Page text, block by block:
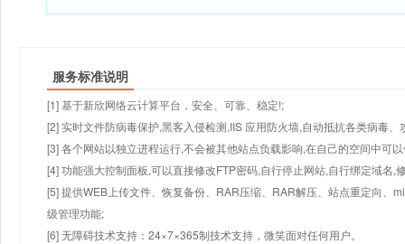
服务标准说明
[1] 基于新欣网络云计算平台，安全、可靠、稳定!;
[2] 实时文件防病毒保护,黑客入侵检测,IIS 应用防火墙,自动抵抗各类病毒、
[3] 各个网站以独立进程运行,不会被其他站点负载影响,在自己的空间中可
[4] 功能强大控制面板,可以直接修改FTP密码,自行停止网站,自行绑定域名,
[5] 提供WEB上传文件、恢复备份、RAR压缩、RAR解压、站点重定向、
级管理功能;
[6] 无障碍技术支持：24×7×365制技术支持，微笑面对任何用户。